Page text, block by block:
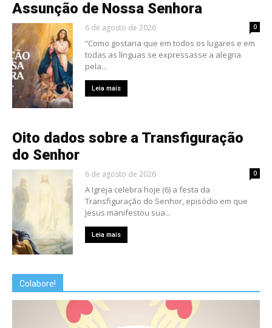
Assunção de Nossa Senhora
6 de agosto de 2026 0
“Como gostaria que em todos os lugares e em
todas as línguas se expressasse a alegria
pela...
Leia mais
Oito dados sobre a Transfiguração
do Senhor
6 de agosto de 2026 0
A Igreja celebra hoje (6) a festa da
Transfiguração do Senhor, episódio em que
Jesus manifestou sua...
Leia mais
Colabore!